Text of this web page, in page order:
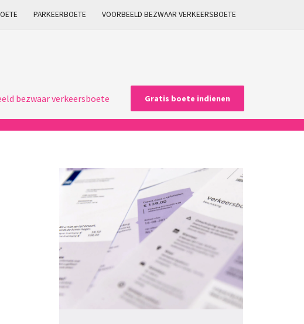
PARKEERBOETE VOORBEELD BEZWAAR VERKEERSBOETE
bezwaar verkeersboete Gratis boete indienen